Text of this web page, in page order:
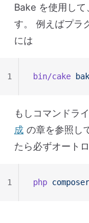
Bake を使用して
す。 例えばプラ
には
bin/cake
1
もしコマンドラ
成 の章を参照し
たら必ずオート
php
1